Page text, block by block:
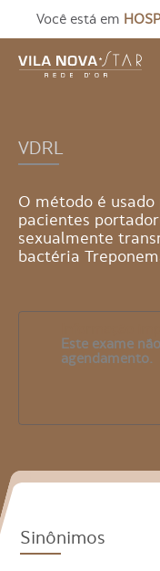
Você está em
VDRL
O método é
pacientes
sexualmente
bactéria
Este exame
agendamento.
Sinônimos